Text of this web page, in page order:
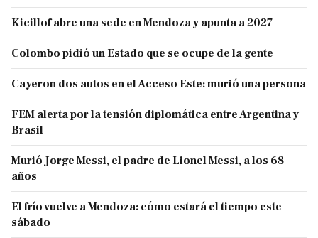
Kicillof abre una sede en Mendoza y apunta a 2027
Colombo pidió un Estado que se ocupe de la gente
Cayeron dos autos en el Acceso Este: murió una persona
FEM alerta por la tensión diplomática entre Argentina y
Brasil
Murió Jorge Messi, el padre de Lionel Messi, a los 68
años
El frío vuelve a Mendoza: cómo estará el tiempo este
sábado